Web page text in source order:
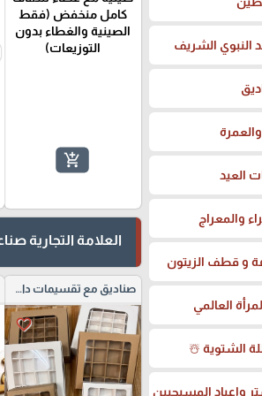
النبوي الشريف
العيد
والمعراج
و قطف الزيتون
العالمي
الشتوية ☃️
واعياد المسيحيين
كامل منخفض (فقط
الصينية والغطاء بدون
التوزيعات)
add_shopping_cart
العلامة التجارية
صناديق مع تقسيمات داخلية
favorite_border